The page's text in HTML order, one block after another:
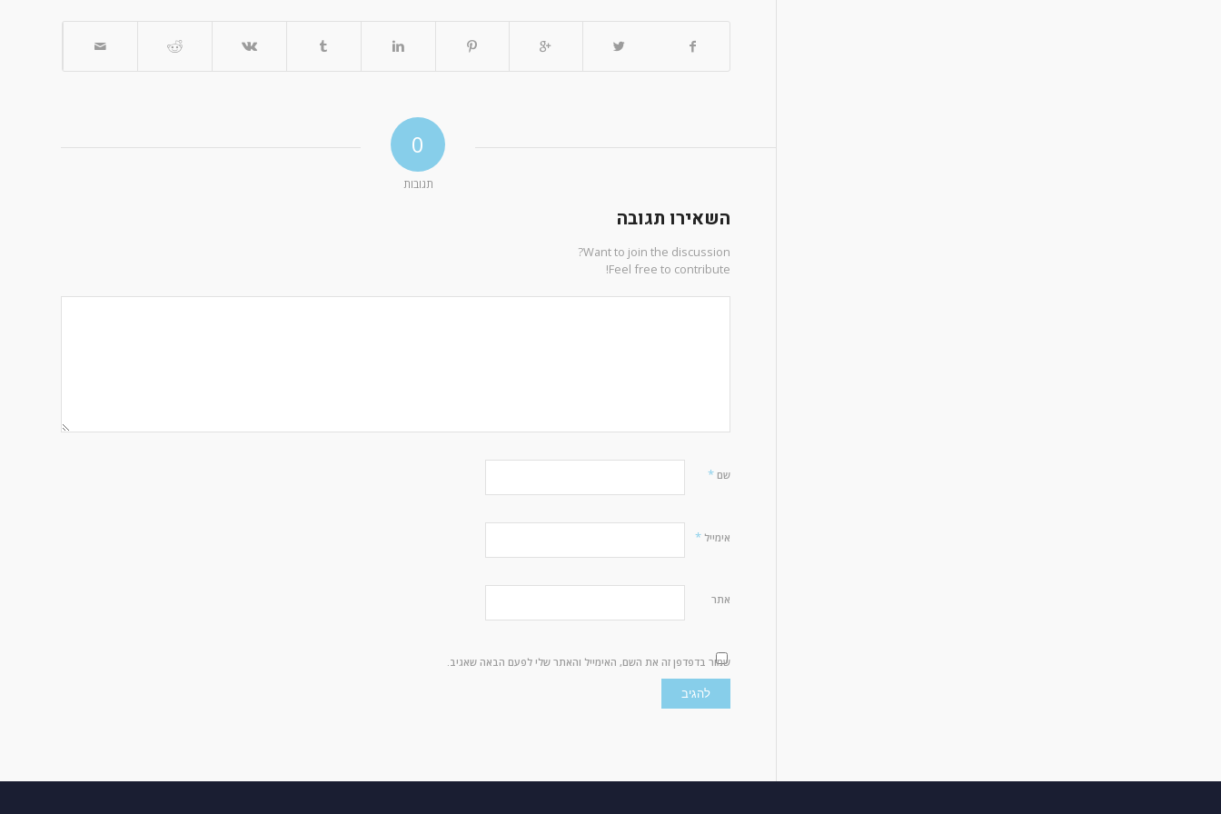
0
תגובות
השאירו תגובה
Want to join the discussion?
Feel free to contribute!
שם*
אימייל*
אתר
שמור בדפדפן זה את השם, האימייל והאתר שלי לפעם הבאה שאגיב.